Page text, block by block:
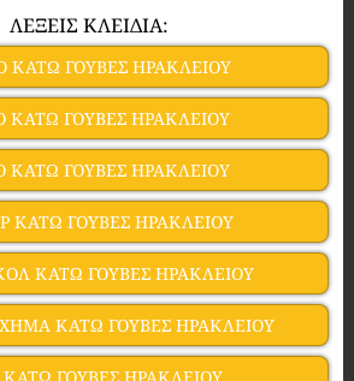
ΛΕΞΕΙΣ ΚΛΕΙΔΙΑ:
ΚΑΤΩ ΓΟΥΒΕΣ ΗΡΑΚΛΕΙΟΥ
ΚΑΤΩ ΓΟΥΒΕΣ ΗΡΑΚΛΕΙΟΥ
ΚΑΤΩ ΓΟΥΒΕΣ ΗΡΑΚΛΕΙΟΥ
ΚΑΤΩ ΓΟΥΒΕΣ ΗΡΑΚΛΕΙΟΥ
ΚΑΤΩ ΓΟΥΒΕΣ ΗΡΑΚΛΕΙΟΥ
ΚΑΤΩ ΓΟΥΒΕΣ ΗΡΑΚΛΕΙΟΥ